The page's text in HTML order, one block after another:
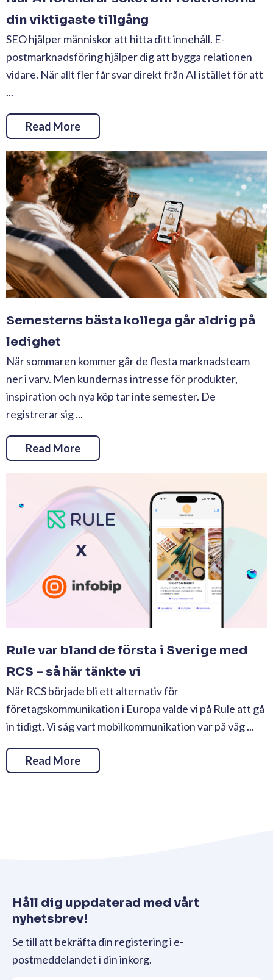
din viktigaste tillgång
SEO hjälper människor att hitta ditt innehåll. E-
postmarknadsföring hjälper dig att bygga relationen
vidare. När allt fler får svar direkt från AI istället för att
...
Read More
Semesterns bästa kollega går aldrig på
ledighet
När sommaren kommer går de flesta marknadsteam
ner i varv. Men kundernas intresse för produkter,
inspiration och nya köp tar inte semester. De
registrerar sig ...
Read More
Rule var bland de första i Sverige med
RCS – så här tänkte vi
När RCS började bli ett alternativ för
företagskommunikation i Europa valde vi på Rule att gå
in tidigt. Vi såg vart mobilkommunikation var på väg ...
Read More
Håll dig uppdaterad med vårt
nyhetsbrev!
Se till att bekräfta din registering i e-
postmeddelandet i din inkorg.